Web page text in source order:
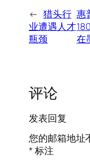
← 猎头行
业遭遇人才
瓶颈
惠
在
评论
发表回复
您的邮箱地址
*标注